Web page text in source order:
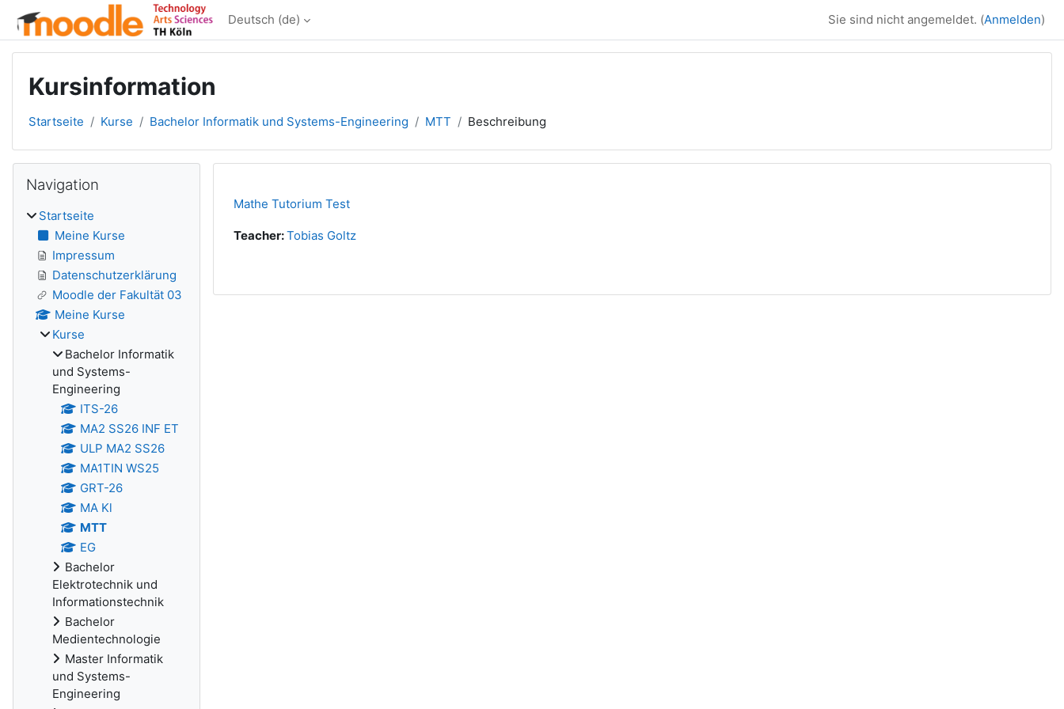
Deutsch ‎(de)‎ Sie sind nicht angemeldet. (Anmelden)
Kursinformation
Startseite Kurse Bachelor Informatik und Systems-Engineering MTT Beschreibung
Mathe Tutorium Test
Teacher:Tobias Goltz
Blöcke
Navigation
Startseite
Meine Kurse
Impressum
Datenschutzerklärung
Moodle der Fakultät 03
Meine Kurse
Kurse
Bachelor Informatik
und Systems-
Engineering
ITS-26
MA2 SS26 INF ET
ULP MA2 SS26
MA1TIN WS25
GRT-26
MA Kl
MTT
EG
Bachelor
Elektrotechnik und
Informationstechnik
Bachelor
Medientechnologie
Master Informatik
und Systems-
Engineering